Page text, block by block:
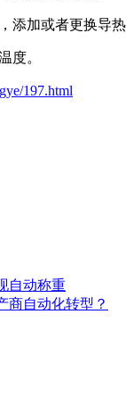
添加或者更换导热
度。
197.html
自动称重
商自动化转型？